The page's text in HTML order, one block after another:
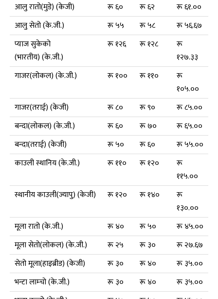
आलु रातो(मुडे) (केजी)
रू ६० रू ६२
रू ६१.००
आलु सेतो (के.जी.)
रू ५५ रू ५८
रू ५६.६७
प्याज सुकेको
(भारतीय) (के.जी.)
रू १२६ रू १२८
रू
१२७.३३
गाजर(लोकल) (के.जी.)
रू १०० रू ११०
रू
१०५.००
गाजर(तराई) (केजी)
रू ८० रू ९०
रू ८५.००
बन्दा(लोकल) (के.जी.)
रू ६० रू ७०
रू ६५.००
बन्दा(तराई) (केजी)
रू ५० रू ६०
रू ५५.००
काउली स्थानिय (के.जी.)
रू ११० रू १२०
रू
११५.००
स्थानीय काउली(ज्यापु) (केजी)
रू १२० रू १४०
रू
१३०.००
मूला रातो (के.जी.)
रू ४० रू ५०
रू ४५.००
मूला सेतो(लोकल) (के.जी.)
रू २५ रू ३०
रू २७.६७
सेतो मूला(हाइब्रीड) (केजी)
रू ३० रू ४०
रू ३५.००
भन्टा लाम्चो (के.जी.)
रू ३० रू ४०
रू ३५.००